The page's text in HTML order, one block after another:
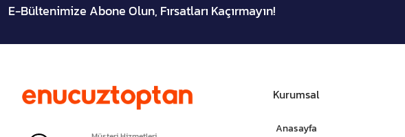
E-Bültenimize Abone Olun, Fırsatları Kaçırmayın!
Kurumsal
Anasayfa